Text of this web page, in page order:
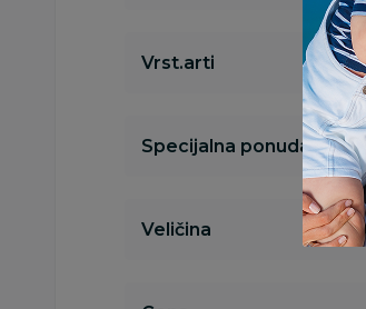
Vrst.arti
Specijalna ponuda
Veličina